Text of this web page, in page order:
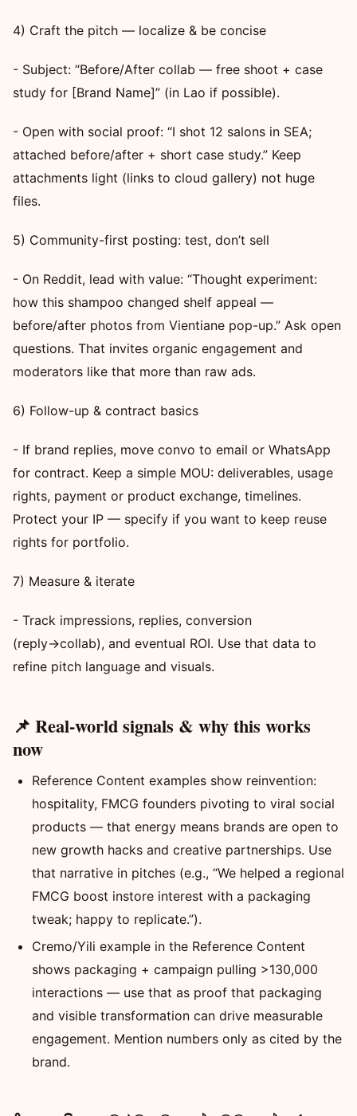
4) Craft the pitch — localize & be concise
- Subject: “Before/After collab — free shoot + case
study for [Brand Name]” (in Lao if possible).
- Open with social proof: “I shot 12 salons in SEA;
attached before/after + short case study.” Keep
attachments light (links to cloud gallery) not huge
files.
5) Community-first posting: test, don’t sell
- On Reddit, lead with value: “Thought experiment:
how this shampoo changed shelf appeal —
before/after photos from Vientiane pop-up.” Ask open
questions. That invites organic engagement and
moderators like that more than raw ads.
6) Follow-up & contract basics
- If brand replies, move convo to email or WhatsApp
for contract. Keep a simple MOU: deliverables, usage
rights, payment or product exchange, timelines.
Protect your IP — specify if you want to keep reuse
rights for portfolio.
7) Measure & iterate
- Track impressions, replies, conversion
(reply→collab), and eventual ROI. Use that data to
refine pitch language and visuals.
📌 Real-world signals & why this works
now
Reference Content examples show reinvention:
hospitality, FMCG founders pivoting to viral social
products — that energy means brands are open to
new growth hacks and creative partnerships. Use
that narrative in pitches (e.g., “We helped a regional
FMCG boost instore interest with a packaging
tweak; happy to replicate.”).
Cremo/Yili example in the Reference Content
shows packaging + campaign pulling >130,000
interactions — use that as proof that packaging
and visible transformation can drive measurable
engagement. Mention numbers only as cited by the
brand.